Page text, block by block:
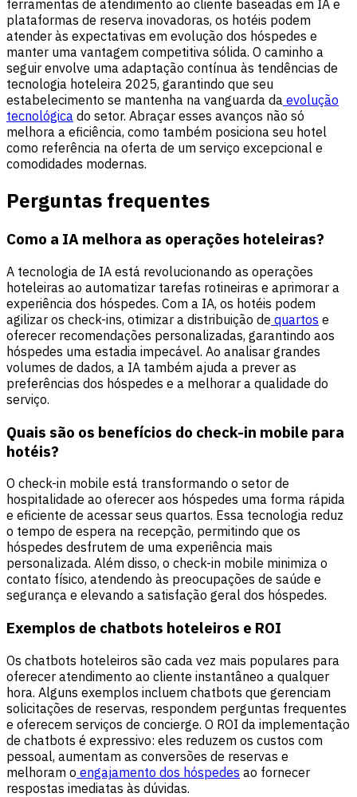
ferramentas de atendimento ao cliente baseadas em IA e
plataformas de reserva inovadoras, os hotéis podem
atender às expectativas em evolução dos hóspedes e
manter uma vantagem competitiva sólida. O caminho a
seguir envolve uma adaptação contínua às tendências de
tecnologia hoteleira 2025, garantindo que seu
estabelecimento se mantenha na vanguarda da evolução
tecnológica do setor. Abraçar esses avanços não só
melhora a eficiência, como também posiciona seu hotel
como referência na oferta de um serviço excepcional e
comodidades modernas.
Perguntas frequentes
Como a IA melhora as operações hoteleiras?
A tecnologia de IA está revolucionando as operações
hoteleiras ao automatizar tarefas rotineiras e aprimorar a
experiência dos hóspedes. Com a IA, os hotéis podem
agilizar os check-ins, otimizar a distribuição de quartos e
oferecer recomendações personalizadas, garantindo aos
hóspedes uma estadia impecável. Ao analisar grandes
volumes de dados, a IA também ajuda a prever as
preferências dos hóspedes e a melhorar a qualidade do
serviço.
Quais são os benefícios do check-in mobile para
hotéis?
O check-in mobile está transformando o setor de
hospitalidade ao oferecer aos hóspedes uma forma rápida
e eficiente de acessar seus quartos. Essa tecnologia reduz
o tempo de espera na recepção, permitindo que os
hóspedes desfrutem de uma experiência mais
personalizada. Além disso, o check-in mobile minimiza o
contato físico, atendendo às preocupações de saúde e
segurança e elevando a satisfação geral dos hóspedes.
Exemplos de chatbots hoteleiros e ROI
Os chatbots hoteleiros são cada vez mais populares para
oferecer atendimento ao cliente instantâneo a qualquer
hora. Alguns exemplos incluem chatbots que gerenciam
solicitações de reservas, respondem perguntas frequentes
e oferecem serviços de concierge. O ROI da implementação
de chatbots é expressivo: eles reduzem os custos com
pessoal, aumentam as conversões de reservas e
melhoram o engajamento dos hóspedes ao fornecer
respostas imediatas às dúvidas.